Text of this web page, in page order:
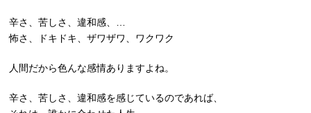
辛さ、苦しさ、違和感、
怖さ、ドキドキ、ザワザワ、ワクワク
人間だから色んな感情ありますよね。
辛さ、苦しさ、違和感を感じているのであれば、